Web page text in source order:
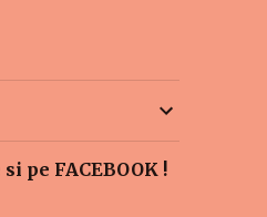
pe FACEBOOK !